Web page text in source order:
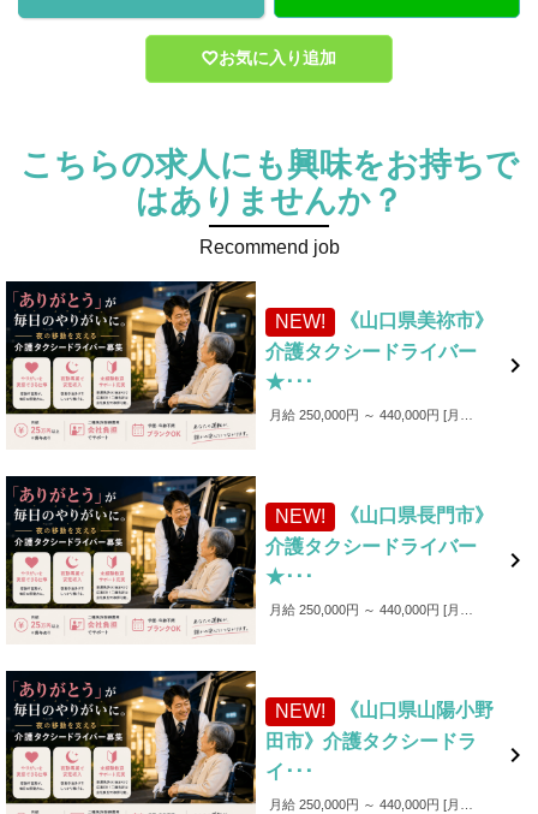
お気に入り追加
こちらの求人にも興味をお持ちで
はありませんか？
Recommend job
NEW!
《山口県美祢市》
介護タクシードライバー
★･･･
月給 250,000円 ～ 440,000円 月給250,000円～440,000円 ■各種手当 ・家族手当（～1,000円／月） ・皆勤手当（～6,000円／月） ・無事故手当（～10,000円／月） ・愛車手当 ■賞与あり ✨入社後4カ月間は保証給制度あり！（最大25万円）

NEW!
《山口県長門市》
介護タクシードライバー
★･･･
月給 250,000円 ～ 440,000円 月給250,000円～440,000円 ■各種手当 ・家族手当（～1,000円／月） ・皆勤手当（～6,000円／月） ・無事故手当（～10,000円／月） ・愛車手当 ■賞与あり ✨入社後4カ月間は保証給制度あり！（最大25万円）

NEW!
《山口県山陽小野
田市》介護タクシードラ
イ･･･
月給 250,000円 ～ 440,000円 月給250,000円～440,000円 ■各種手当 ・家族手当（～1,000円／月） ・皆勤手当（～6,000円／月） ・無事故手当（～10,000円／月） ・愛車手当 ■賞与あり ✨入社後4カ月間は保証給制度あり！（最大25万円）
